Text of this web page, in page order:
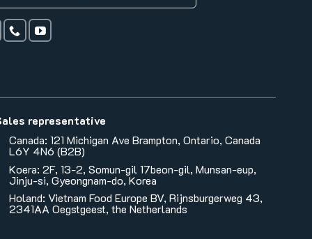
representative
Canada: 121 Michigan Ave Brampton, Ontario, Canada
L6Y 4N6 (B2B)
Koera: 2F, 13-2, Somun-gil 17beon-gil, Munsan-eup,
Jinju-si, Gyeongnam-do, Korea
Holand: Vietnam Food Europe BV, Rijnsburgerweg 43,
2341AA Oegstgeest, the Netherlands